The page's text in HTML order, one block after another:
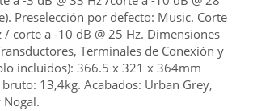
Preselección por defecto: Music. Corte
/ corte a -10 dB @ 25 Hz. Dimensiones
Terminales de Conexión y
incluidos): 366.5 x 321 x 364mm
bruto: 13,4kg. Acabados: Urban Grey,
Nogal.